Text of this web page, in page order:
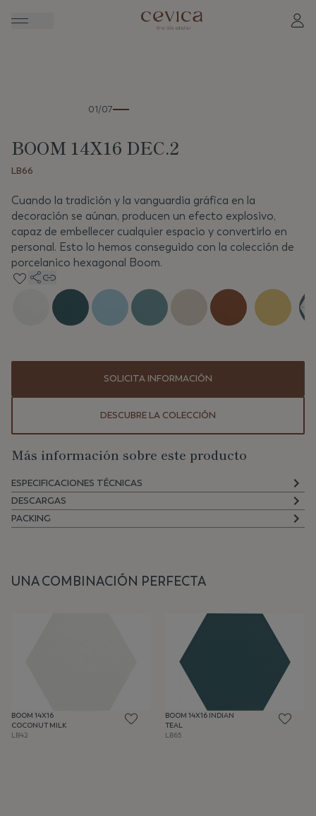
01/07
BOOM 14X16 DEC.2
LB66
Cuando la tradición y la vanguardia gráfica en la
decoración se aúnan, producen un efecto explosivo,
capaz de embellecer cualquier espacio y convertirlo en
personal. Esto lo hemos conseguido con la colección de
porcelanico hexagonal Boom.
SOLICITA INFORMACIÓN
DESCUBRE LA COLECCIÓN
Más información sobre este producto
ESPECIFICACIONES TÉCNICAS
DESCARGAS
PACKING
UNA COMBINACIÓN PERFECTA
BOOM 14X16
COCONUT MILK
LB42
BOOM 14X16 INDIAN
TEAL
LB65